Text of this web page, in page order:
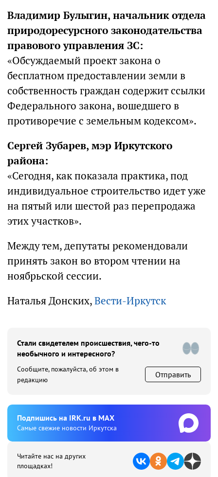
Владимир Булыгин, начальник отдела
природоресурсного законодательства
правового управления ЗС:
«Обсуждаемый проект закона о
бесплатном предоставлении земли в
собственность граждан содержит ссылки
Федерального закона, вошедшего в
противоречие с земельным кодексом».
Сергей Зубарев, мэр Иркутского
района:
«Сегодня, как показала практика, под
индивидуальное строительство идет уже
на пятый или шестой раз перепродажа
этих участков».
Между тем, депутаты рекомендовали
принять закон во втором чтении на
ноябрьской сессии.
Наталья Донских,Вести-Иркутск
Стали свидетелем происшествия, чего-то
необычного и интересного?
Сообщите, пожалуйста, об этом в
редакцию
Отправить
Подпишиcь на IRK.ru в MAX
Cамые свежие новости Иркутска
Читайте нас на других
площадках!